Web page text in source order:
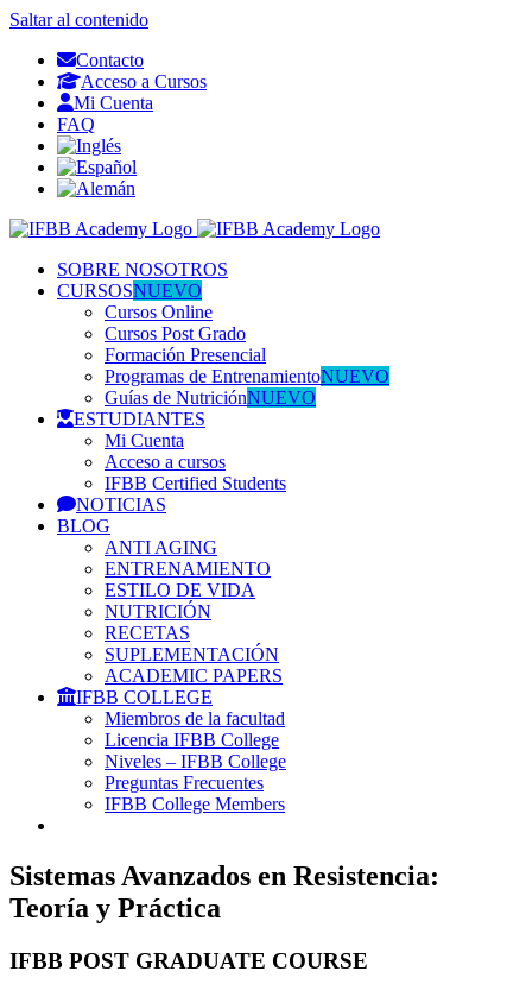
Saltar al contenido
Contacto
Acceso a Cursos
Mi Cuenta
FAQ
SOBRE NOSOTROS
CURSOSNUEVO
Cursos Online
Cursos Post Grado
Formación Presencial
Programas de EntrenamientoNUEVO
Guías de NutriciónNUEVO
ESTUDIANTES
Mi Cuenta
Acceso a cursos
IFBB Certified Students
NOTICIAS
BLOG
ANTI AGING
ENTRENAMIENTO
ESTILO DE VIDA
NUTRICIÓN
RECETAS
SUPLEMENTACIÓN
ACADEMIC PAPERS
IFBB COLLEGE
Miembros de la facultad
Licencia IFBB College
Niveles – IFBB College
Preguntas Frecuentes
IFBB College Members
Sistemas Avanzados en Resistencia:
Teoría y Práctica
IFBB POST GRADUATE COURSE